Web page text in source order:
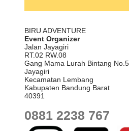
banyak fasilitas hotel dan resort
cocok untuk r...
BIRU ADVENTURE
Event Organizer
Jalan Jayagiri
RT.02 RW.08
Gang Mama Lurah Bintang
Jayagiri
Kecamatan Lembang
Kabupaten Bandung Barat
40391
0881 2238 767